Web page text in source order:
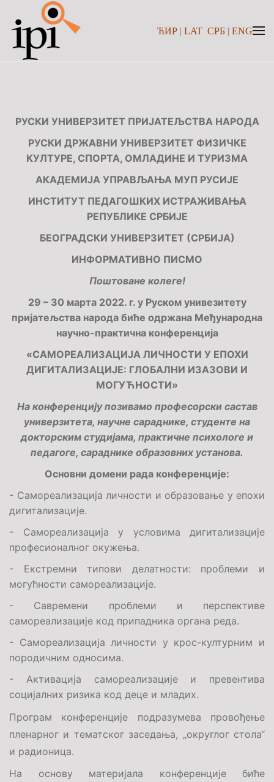
Skip to main content ЋИР | LAT СРБ | ENG
РУСКИ УНИВЕРЗИТЕТ ПРИЈАТЕЉСТВА НАРОДА
РУСКИ ДРЖАВНИ УНИВЕРЗИТЕТ ФИЗИЧКЕ
КУЛТУРЕ, СПОРТА, ОМЛАДИНЕ И ТУРИЗМА
АКАДЕМИЈА УПРАВЉАЊА МУП РУСИЈЕ
ИНСТИТУТ ПЕДАГОШКИХ ИСТРАЖИВАЊА
РЕПУБЛИКЕ СРБИЈЕ
БЕОГРАДСКИ УНИВЕРЗИТЕТ (СРБИЈА)
ИНФОРМАТИВНО ПИСМО
Поштоване колеге!
29 – 30 марта 2022. г. у Руском унивезитету
пријатељства народа биће одржана Међународна
научно-практична конференција
«САМОРЕАЛИЗАЦИЈА ЛИЧНОСТИ У ЕПОХИ
ДИГИТАЛИЗАЦИЈЕ: ГЛОБАЛНИ ИЗАЗОВИ И
МОГУЋНОСТИ»
На конференцију позивамо професорски састав
универзитета, научне сараднике, студенте на
докторским студијама, практичне психологе и
педагоге, сараднике образовних установа.
Основни домени рада конференције:
- Самореализација личности и образовање у епохи
дигитализације.
- Самореализација у условима дигитализације
професионалног окужења.
- Екстремни типови делатности: проблеми и
могућности самореализације.
- Савремени проблеми и перспективе
самореализације код припадника органа реда.
- Самореализација личности у крос-културним и
породичним односима.
- Активација самореализације и превентива
социјалних ризика код деце и младих.
Програм конференције подразумева провођење
пленарног и тематског заседања, „округлог стола“
и радионица.
На основу материјала конференције биће